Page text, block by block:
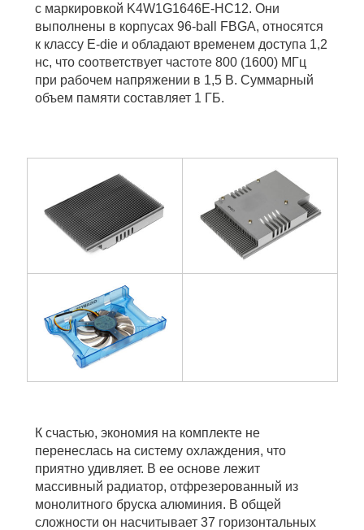
с маркировкой K4W1G1646E-HC12. Они
выполнены в корпусах 96-ball FBGA, относятся
к классу E-die и обладают временем доступа 1,2
нс, что соответствует частоте 800 (1600) МГц
при рабочем напряжении в 1,5 В. Суммарный
объем памяти составляет 1 ГБ.
К счастью, экономия на комплекте не
перенеслась на систему охлаждения, что
приятно удивляет. В ее основе лежит
массивный радиатор, отфрезерованный из
монолитного бруска алюминия. В общей
сложности он насчитывает 37 горизонтальных